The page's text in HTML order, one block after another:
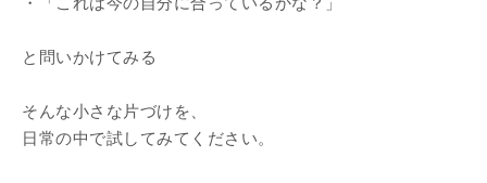
と問いかけてみる
そんな小さな片づけを、
日常の中で試してみてください。